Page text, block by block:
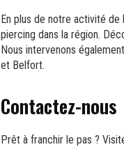
En plus de notre activité
piercing dans la région.
Nous intervenons
et Belfort.
Contactez-nous
Prêt à franchir le pas ?